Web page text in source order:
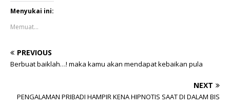
Menyukai ini:
Memuat...
PREVIOUS
Berbuat baiklah…! maka kamu akan mendapat kebaikan pula
NEXT
PENGALAMAN PRIBADI HAMPIR KENA HIPNOTIS SAAT DI DALAM BIS